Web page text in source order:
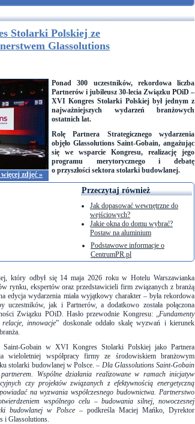
Stolarki Polskiej ze
Glassolutions
zdjęć »
Ponad 300 uczestników, rekordowa liczba
Partnerów i jubileusz 30-lecia Związku POiD –
XVI Kongres Stolarki Polskiej był jednym z
najważniejszych wydarzeń branżowych
ostatnich lat.
Rolę Partnera Strategicznego wydarzenia
objęło Glassolutions Saint-Gobain, angażując
się we wsparcie Kongresu, realizację jego
programu merytorycznego i debatę
o przyszłości sektora stolarki budowlanej.
Przeczytaj również
Jak dopasować wewnętrzne do
wejściowych?
Jakie okna do domu wybrać?
Postaw na aluminium
Podstawowe informacje o
CentrumPR.pl
, który odbył się 14 maja 2026 roku w Hotelu Warszawianka
rynku, ekspertów oraz przedstawicieli firm związanych z branżą
edycja wydarzenia miała wyjątkowy charakter – była rekordowa
uczestników, jak i Partnerów, a dodatkowo została połączona
Związku POiD. Hasło przewodnie Kongresu: „Fundamenty
relacje, innowacje” doskonale oddało skalę wyzwań i kierunek
Saint-Gobain w XVI Kongres Stolarki Polskiej jako Partnera
wieloletniej współpracy firmy ze środowiskiem branżowym
stolarki budowlanej w Polsce.– Dla Glassolutions Saint-Gobain
Wspólne działania realizowane w ramach inicjatyw
czy projektów związanych z efektywnością energetyczną
na wyzwania współczesnego budownictwa. Partnerstwo
wspólnego celu – budowania silnej, nowoczesnej
budowlanej w Polsce – podkreśla Maciej Mańko, Dyrektor
i Glassolutions.